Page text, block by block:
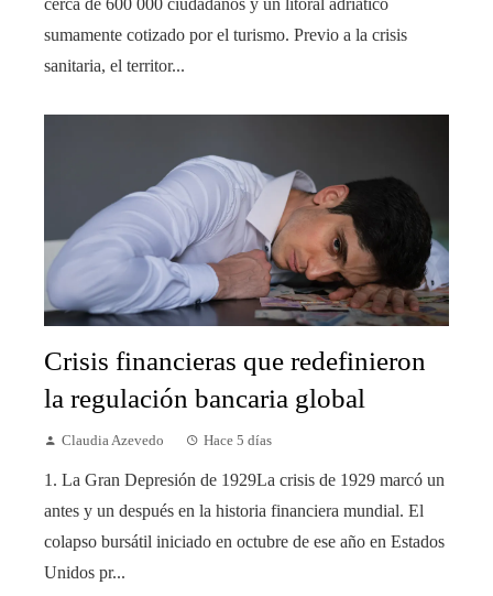
sumamente cotizado por el turismo. Previo a la crisis
sanitaria, el territor...
Crisis financieras que redefinieron
la regulación bancaria global
Claudia Azevedo Hace 5 días
1. La Gran Depresión de 1929La crisis de 1929 marcó un
antes y un después en la historia financiera mundial. El
colapso bursátil iniciado en octubre de ese año en Estados
Unidos pr...